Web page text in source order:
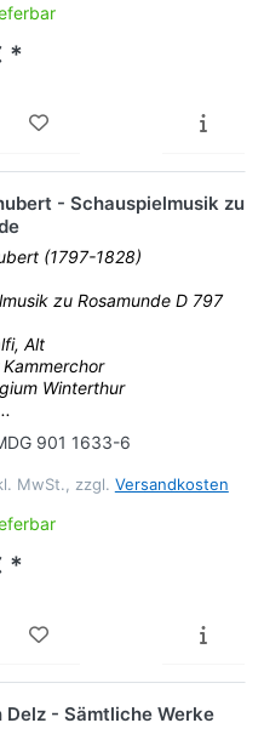
*
- Schauspielmusik zu
(1797-1828)
zu Rosamunde D 797
Alt
Winterthur
901 1633-6
MwSt., zzgl. Versandkosten
*
Delz - Sämtliche Werke